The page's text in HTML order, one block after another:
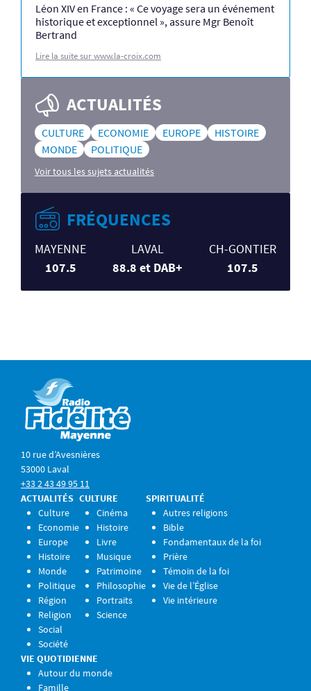
Léon XIV en France : « Ce voyage sera un événement
historique et exceptionnel », assure Mgr Benoît
Bertrand
Lire la suite sur www.la-croix.com
ACTUALITÉS
CULTURE ECONOMIE EUROPE
HISTOIRE
MONDE
POLITIQUE
Voir tous les sujets actualités
FRÉQUENCES
MAYENNE
107.5
LAVAL
88.8 et DAB+
CH-GONTIER
107.5
10 rue d’Avesnières
53000 Laval
+33 2 43 49 95 11
ACTUALITÉS
Culture
Economie
Europe
Histoire
Monde
Politique
Région
Religion
Social
Société
CULTURE
Cinéma
Histoire
Livre
Musique
Patrimoine
Philosophie
Portraits
Science
SPIRITUALITÉ
Autres religions
Bible
Fondamentaux de la foi
Prière
Témoin de la foi
Vie de l’Église
Vie intérieure
VIE QUOTIDIENNE
Autour du monde
Famille